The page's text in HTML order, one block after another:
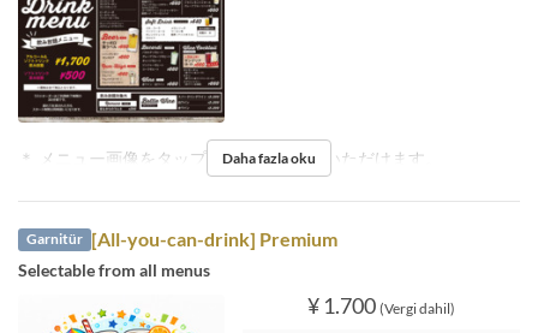
＊ メニュー画像をタップで拡大してご覧いただけます。
Daha fazla oku
Garnitür [All-you-can-drink] Premium
Selectable from all menus
¥ 1.700 (Vergi dahil)